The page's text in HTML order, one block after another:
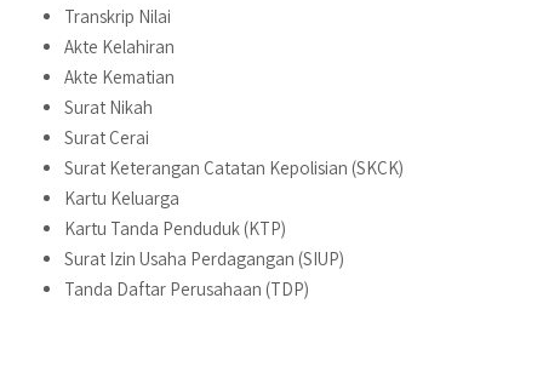
Transkrip Nilai
Akte Kelahiran
Akte Kematian
Surat Nikah
Surat Cerai
Surat Keterangan Catatan Kepolisian (SKCK)
Kartu Keluarga
Kartu Tanda Penduduk (KTP)
Surat Izin Usaha Perdagangan (SIUP)
Tanda Daftar Perusahaan (TDP)